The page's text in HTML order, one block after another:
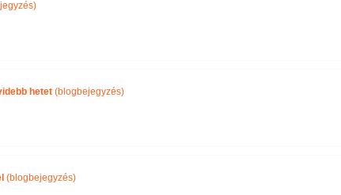
hetet(blogbejegyzés)
(blogbejegyzés)